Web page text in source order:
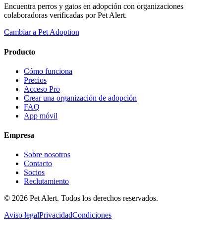
Encuentra perros y gatos en adopción con organizaciones
colaboradoras verificadas por Pet Alert.
Cambiar a Pet Adoption
Producto
Cómo funciona
Precios
Acceso Pro
Crear una organización de adopción
FAQ
App móvil
Empresa
Sobre nosotros
Contacto
Socios
Reclutamiento
© 2026 Pet Alert. Todos los derechos reservados.
Aviso legalPrivacidadCondiciones